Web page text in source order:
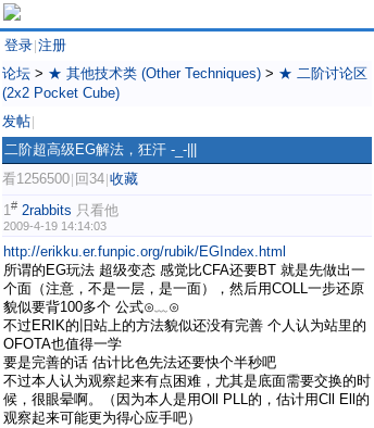
登录 注册
论坛 > ★ 其他技术类 (Other Techniques) > ★ 二阶讨论区
(2x2 Pocket Cube)
发帖
二阶超高级EG解法，狂汗 -_-|||
看1256500 回34 收藏
1# 2rabbits 只看他
2009-4-19 14:14:03
http://erikku.er.funpic.org/rubik/EGIndex.html
所谓的EG玩法 超级变态 感觉比CFA还要BT 就是先做出一
个面（注意，不是一层，是一面），然后用COLL一步还原
貌似要背100多个 公式⊙﹏⊙
不过ERIK的旧站上的方法貌似还没有完善 个人认为站里的
OFOTA也值得一学
要是完善的话 估计比色先法还要快个半秒吧
不过本人认为观察起来有点困难，尤其是底面需要交换的时
候，很眼晕啊。（因为本人是用Oll PLL的，估计用Cll Ell的
观察起来可能更为得心应手吧）